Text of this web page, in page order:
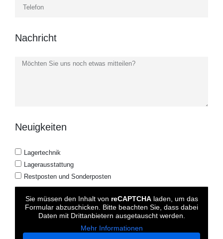
Nachricht
Neuigkeiten
Lagertechnik
Lagerausstattung
Restposten und Sonderposten
Sie müssen den Inhalt von reCAPTCHAladen, um das
Formular abzuschicken. Bitte beachten Sie, dass dabei
Daten mit Drittanbietern ausgetauscht werden.
Mehr Informationen